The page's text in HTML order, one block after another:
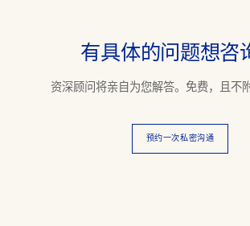
有具体的问题想咨
资深顾问将亲自为您解答。免费，且不
预约一次私密沟通